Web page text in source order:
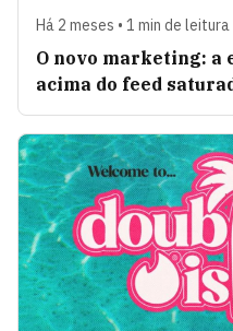
Há 2 meses • 1 min de leitura
O novo marketing: a
acima do feed